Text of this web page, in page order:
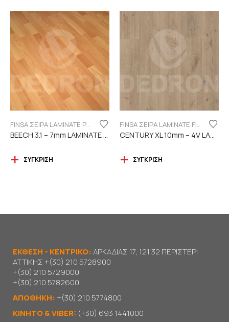
ΣΎΓΚΡΙΣΗ ΣΎΓΚΡΙΣΗ
ΕΚΘΕΣΗ - ΚΕΝΤΡΙΚΟ:ΑΡΚΑΔΙΑΣ 17, 121 32 ΠΕΡΙΣΤΕΡΙ
ΑΤΤΙΚΗΣ +(30) 210 5728900
+(30) 210 5729000
+(30) 210 5782600
ΑΠΟΘΗΚΗ: +(30) 210 5774800
KΙΝΗΤΟ & VIBER: (+30) 693 1441000